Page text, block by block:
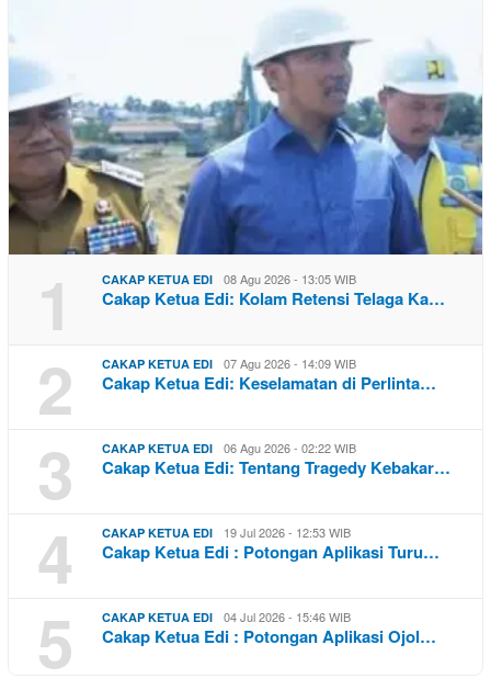
1 CAKAP KETUA EDI 08 Agu 2026 - 13:05 WIB
Cakap Ketua Edi: Kolam Retensi Telaga Ka…
2 CAKAP KETUA EDI 07 Agu 2026 - 14:09 WIB
Cakap Ketua Edi: Keselamatan di Perlinta…
3 CAKAP KETUA EDI 06 Agu 2026 - 02:22 WIB
Cakap Ketua Edi: Tentang Tragedy Kebakar…
4 CAKAP KETUA EDI 19 Jul 2026 - 12:53 WIB
Cakap Ketua Edi : Potongan Aplikasi Turu…
5 CAKAP KETUA EDI 04 Jul 2026 - 15:46 WIB
Cakap Ketua Edi : Potongan Aplikasi Ojol…